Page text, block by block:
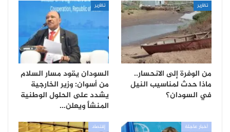
تقارير
من الوفرة إلى الانحسار..
ماذا حدث لمناسيب النيل
في السودان؟
تقارير
السودان يقود مسار السلام
من أسوان: وزير الخارجية
يشدد على الحلول الوطنية
المنشأ ويعلن…
أخبار عاجلة إقتصاد